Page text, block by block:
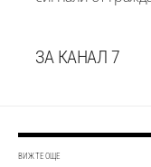
ЗА КАНАЛ 7
ВИЖТЕ ОЩЕ